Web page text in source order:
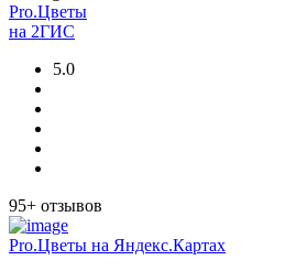
Pro.Цветы
на 2ГИС
5.0
95+ отзывов
Pro.Цветы на Яндекс.Картах